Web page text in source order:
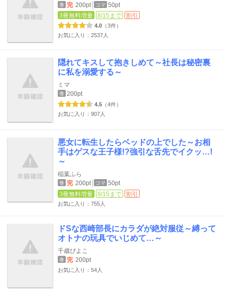
巻 完 200pt コマ 50pt
3冊無料増量
8/15まで 割引
4.0 （3件）
お気に入り：2537人
隠れてキスして抱きしめて～社長は秘密裏
に私を溺愛する～
ミマ
巻 200pt
4.5 （4件）
お気に入り：907人
悪女に転生したらベッドの上でした～お相
手はゲスな王子様!?強引な舌先でイクッ…!
～
稲葉ふら
巻 完 200pt コマ 50pt
3冊無料増量
8/15まで 割引
お気に入り：755人
ドSな西崎部長にカラダが絶対服従～縛って
オトナの玩具でいじめて…～
千歳ぴよこ
巻 完 200pt
お気に入り：54人